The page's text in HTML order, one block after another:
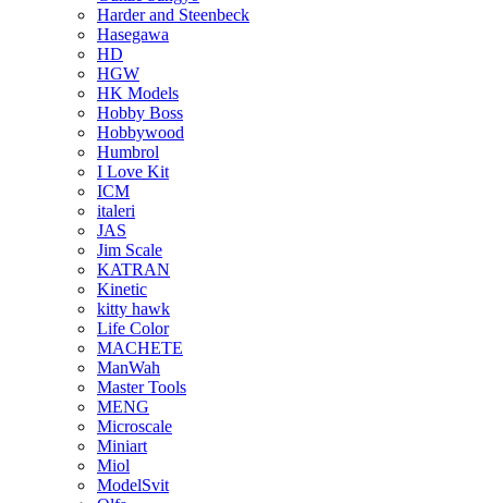
Harder and Steenbeck
Hasegawa
HD
HGW
HK Models
Hobby Boss
Hobbywood
Humbrol
I Love Kit
ICM
italeri
JAS
Jim Scale
KATRAN
Kinetic
kitty hawk
Life Color
MACHETE
ManWah
Master Tools
MENG
Microscale
Miniart
Miol
ModelSvit